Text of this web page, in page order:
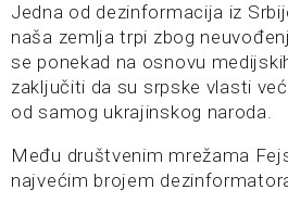
Jedna od dezinformacija iz
naša zemlja trpi zbog
se ponekad na osnovu
zaključiti da su srpske vlasti
od samog ukrajinskog naroda.
Među društvenim mrežama
najvećim brojem